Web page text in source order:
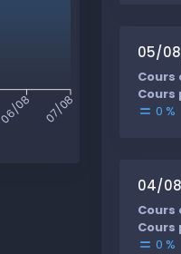
06/08 07/08
05/
Cours
0 %
04/
Cours
0 %